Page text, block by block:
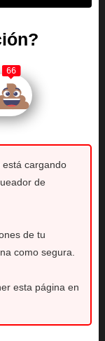
66
cargando
de
de tu
como segura.
esta página en